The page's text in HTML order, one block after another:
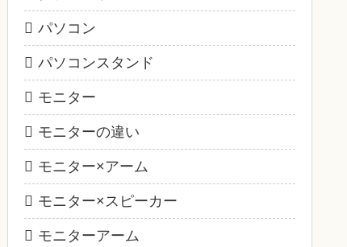
パソコン
パソコンスタンド
モニター
モニターの違い
モニター×アーム
モニター×スピーカー
モニターアーム